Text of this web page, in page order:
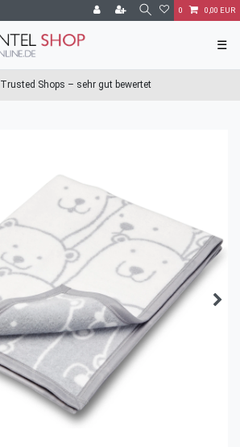
0 0,00 EUR
☰
Trusted Shops – sehr gut bewertet